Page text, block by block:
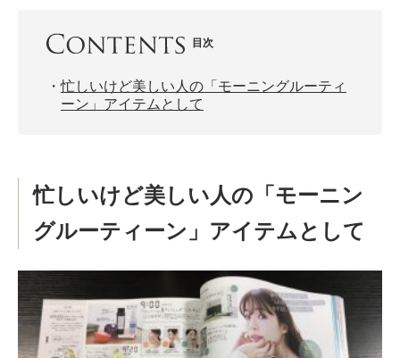
目次
・忙しいけど美しい人の「モーニングルーティ
ーン」アイテムとして
忙しいけど美しい人の「モーニン
グルーティーン」アイテムとして